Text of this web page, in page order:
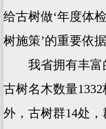
给古树做‘年度体
树施策’的重要依
我省拥有丰富
古树名木数量
外，古树群14处，